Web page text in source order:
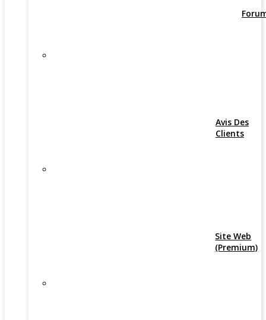
Avis Des
Clients
Site Web
(Premium)